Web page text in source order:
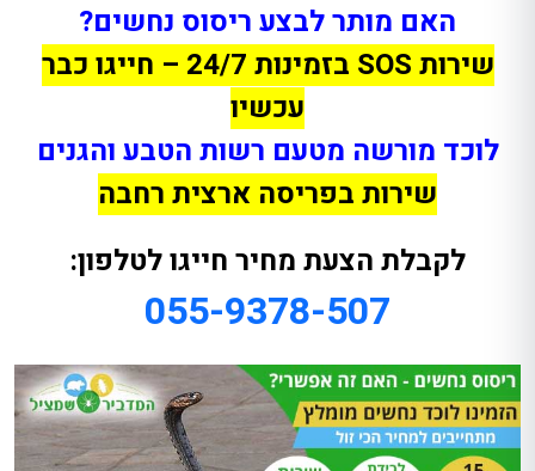
האם מותר לבצע ריסוס נחשים?
שירות SOS בזמינות 24/7 – חייגו כבר
עכשיו
לוכד מורשה מטעם רשות הטבע והגנים
שירות בפריסה ארצית רחבה
לקבלת הצעת מחיר חייגו לטלפון:
055-9378-507